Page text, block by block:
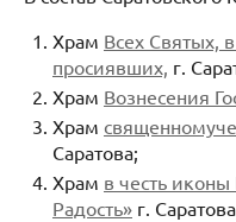
Храм Всех Святых,
просиявших, г.
Храм Вознесения
Храм
Саратова;
Храм в честь
Радость» г.